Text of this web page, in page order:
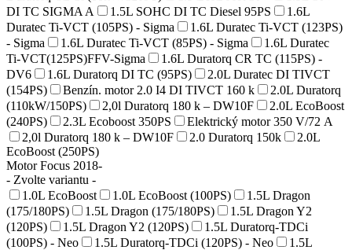
DI TC SIGMA A
1.5L SOHC DI TC Diesel 95PS
1.6L
Duratec Ti-VCT (105PS) - Sigma
1.6L Duratec Ti-VCT (123PS)
- Sigma
1.6L Duratec Ti-VCT (85PS) - Sigma
1.6L Duratec
Ti-VCT(125PS)FFV-Sigma
1.6L Duratorq CR TC (115PS) -
DV6
1.6L Duratorq DI TC (95PS)
2.0L Duratec DI TIVCT
(154PS)
Benzín. motor 2.0 I4 DI TIVCT 160 k
2.0L Duratorq
(110kW/150PS)
2,0l Duratorq 180 k – DW10F
2.0L EcoBoost
(240PS)
2.3L Ecoboost 350PS
Elektrický motor 350 V/72 A
2,0l Duratorq 180 k – DW10F
2.0 Duratorq 150k
2.0L
EcoBoost (250PS)
Motor Focus 2018-
- Zvolte variantu -
1.0L EcoBoost
1.0L EcoBoost (100PS)
1.5L Dragon
(175/180PS)
1.5L Dragon (175/180PS)
1.5L Dragon Y2
(120PS)
1.5L Dragon Y2 (120PS)
1.5L Duratorq-TDCi
(100PS) - Neo
1.5L Duratorq-TDCi (120PS) - Neo
1.5L